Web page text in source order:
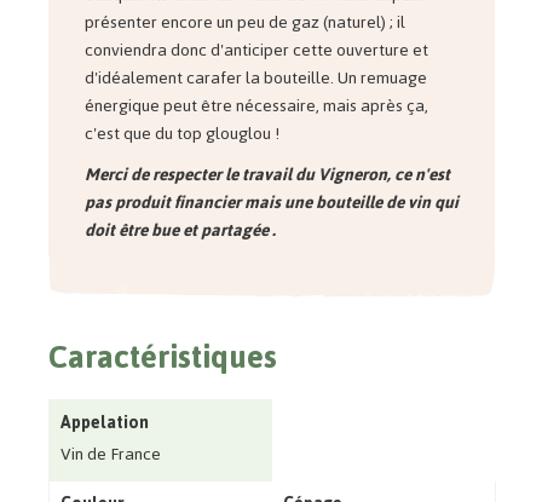
présenter encore un peu de gaz (naturel) ; il
conviendra donc d'anticiper cette ouverture et
d'idéalement carafer la bouteille. Un remuage
énergique peut être nécessaire, mais après ça,
c'est que du top glouglou !
Merci de respecter le travail du Vigneron, ce n'est
pas produit financier mais une bouteille de vin qui
doit être bue et partagée .
Caractéristiques
Appelation
Vin de France